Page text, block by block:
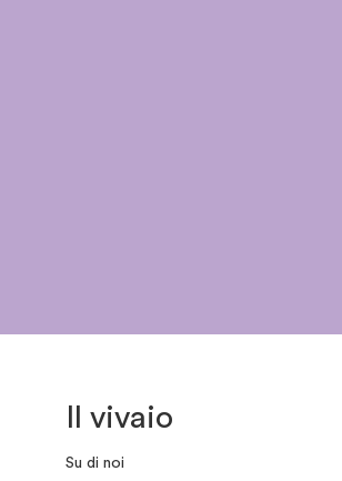
Il vivaio
Su di noi